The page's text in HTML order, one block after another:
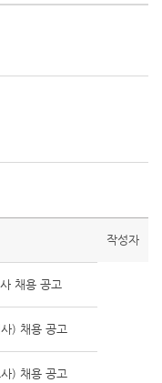
작성자
채용 공고
) 채용 공고
) 채용 공고